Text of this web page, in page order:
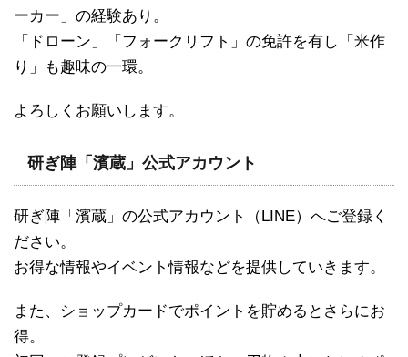
ーカー」の経験あり。
「ドローン」「フォークリフト」の免許を有し「米作
り」も趣味の一環。
よろしくお願いします。
研ぎ陣「濱蔵」公式アカウント
研ぎ陣「濱蔵」の公式アカウント（LINE）へご登録く
ださい。
お得な情報やイベント情報などを提供していきます。
また、ショップカードでポイントを貯めるとさらにお
得。